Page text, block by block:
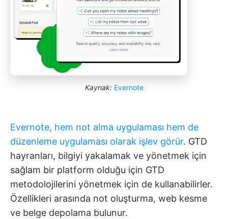
Kaynak: Evernote
Evernote, hem not alma uygulaması hem de
düzenleme uygulaması olarak işlev görür. GTD
hayranları, bilgiyi yakalamak ve yönetmek için
sağlam bir platform olduğu için GTD
metodolojilerini yönetmek için de kullanabilirler.
Özellikleri arasında not oluşturma, web kesme
ve belge depolama bulunur.